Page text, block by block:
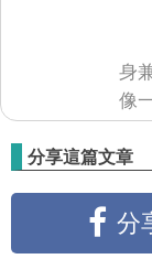
身
像
分享這篇文章
分